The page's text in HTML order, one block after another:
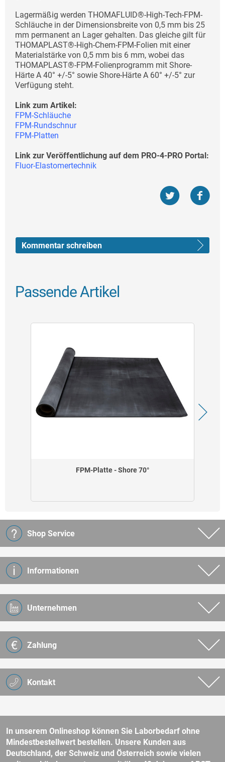
Lagermäßig werden THOMAFLUID®-High-Tech-FPM-
Schläuche in der Dimensionsbreite von 0,5 mm bis 25
mm permanent an Lager gehalten. Das gleiche gilt für
THOMAPLAST®-High-Chem-FPM-Folien mit einer
Materialstärke von 0,5 mm bis 6 mm, wobei das
THOMAPLAST®-FPM-Folienprogramm mit Shore-
Härte A 40° +/-5° sowie Shore-Härte A 60° +/-5° zur
Verfügung steht.
Link zum Artikel:
FPM-Schläuche
FPM-Rundschnur
FPM-Platten
Link zur Veröffentlichung auf dem PRO-4-PRO Portal:
Fluor-Elastomertechnik
Kommentar schreiben
Passende Artikel
FPM-Platte - Shore 70°
Kontakt
Shop Service
Informationen
Unternehmen
Zahlung
In unserem Onlineshop können Sie Laborbedarf ohne
Mindestbestellwert bestellen. Unsere Kunden aus
Deutschland, der Schweiz und Österreich sowie vielen